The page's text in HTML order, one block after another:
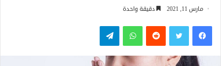
مارس 11, 2021 دقيقة واحدة
فيسبوكتويتر واتساب تيلقرام